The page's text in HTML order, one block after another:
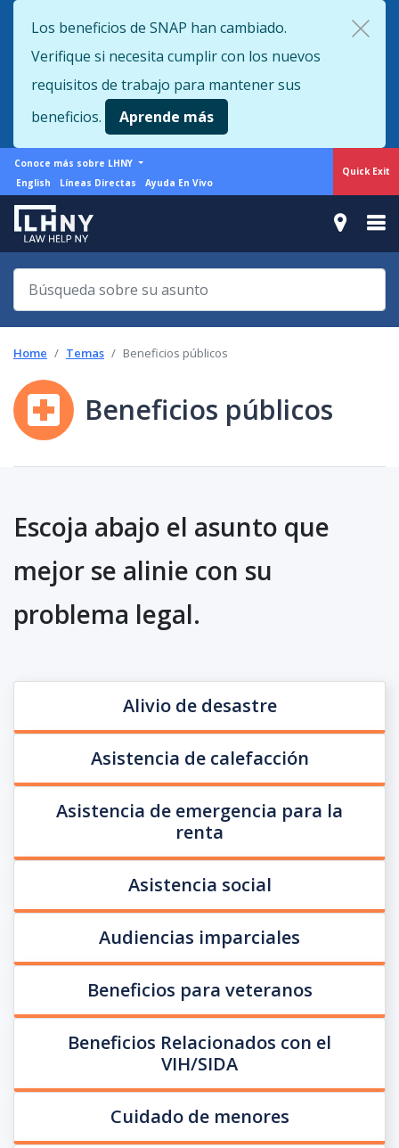
to
main
content
Quick Exit
Los beneficios de SNAP han cambiado.
Verifique si necesita cumplir con los nuevos
requisitos de trabajo para mantener sus
beneficios.
Aprende más
More
from
LHNY
Conoce más sobre LHNY
Support
menu
English Líneas Directas Ayuda En Vivo
Home Temas Beneficios públicos
Beneficios públicos
Escoja abajo el asunto que
mejor se alinie con su
problema legal.
Alivio de desastre
Asistencia de calefacción
Asistencia de emergencia para la
renta
Asistencia social
Audiencias imparciales
Beneficios para veteranos
Beneficios Relacionados con el
VIH/SIDA
Cuidado de menores